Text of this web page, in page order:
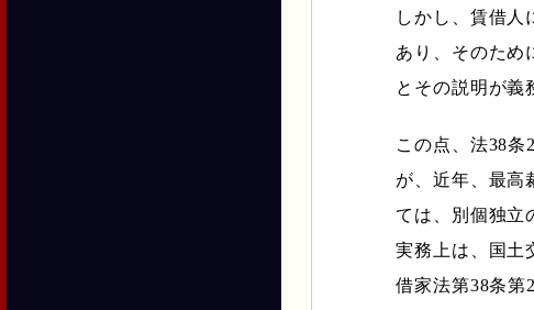
しかし、賃借
あり、そのため
とその説明が義
この点、法38
が、近年、最高
ては、別個独立
実務上は、国土
借家法第38条第